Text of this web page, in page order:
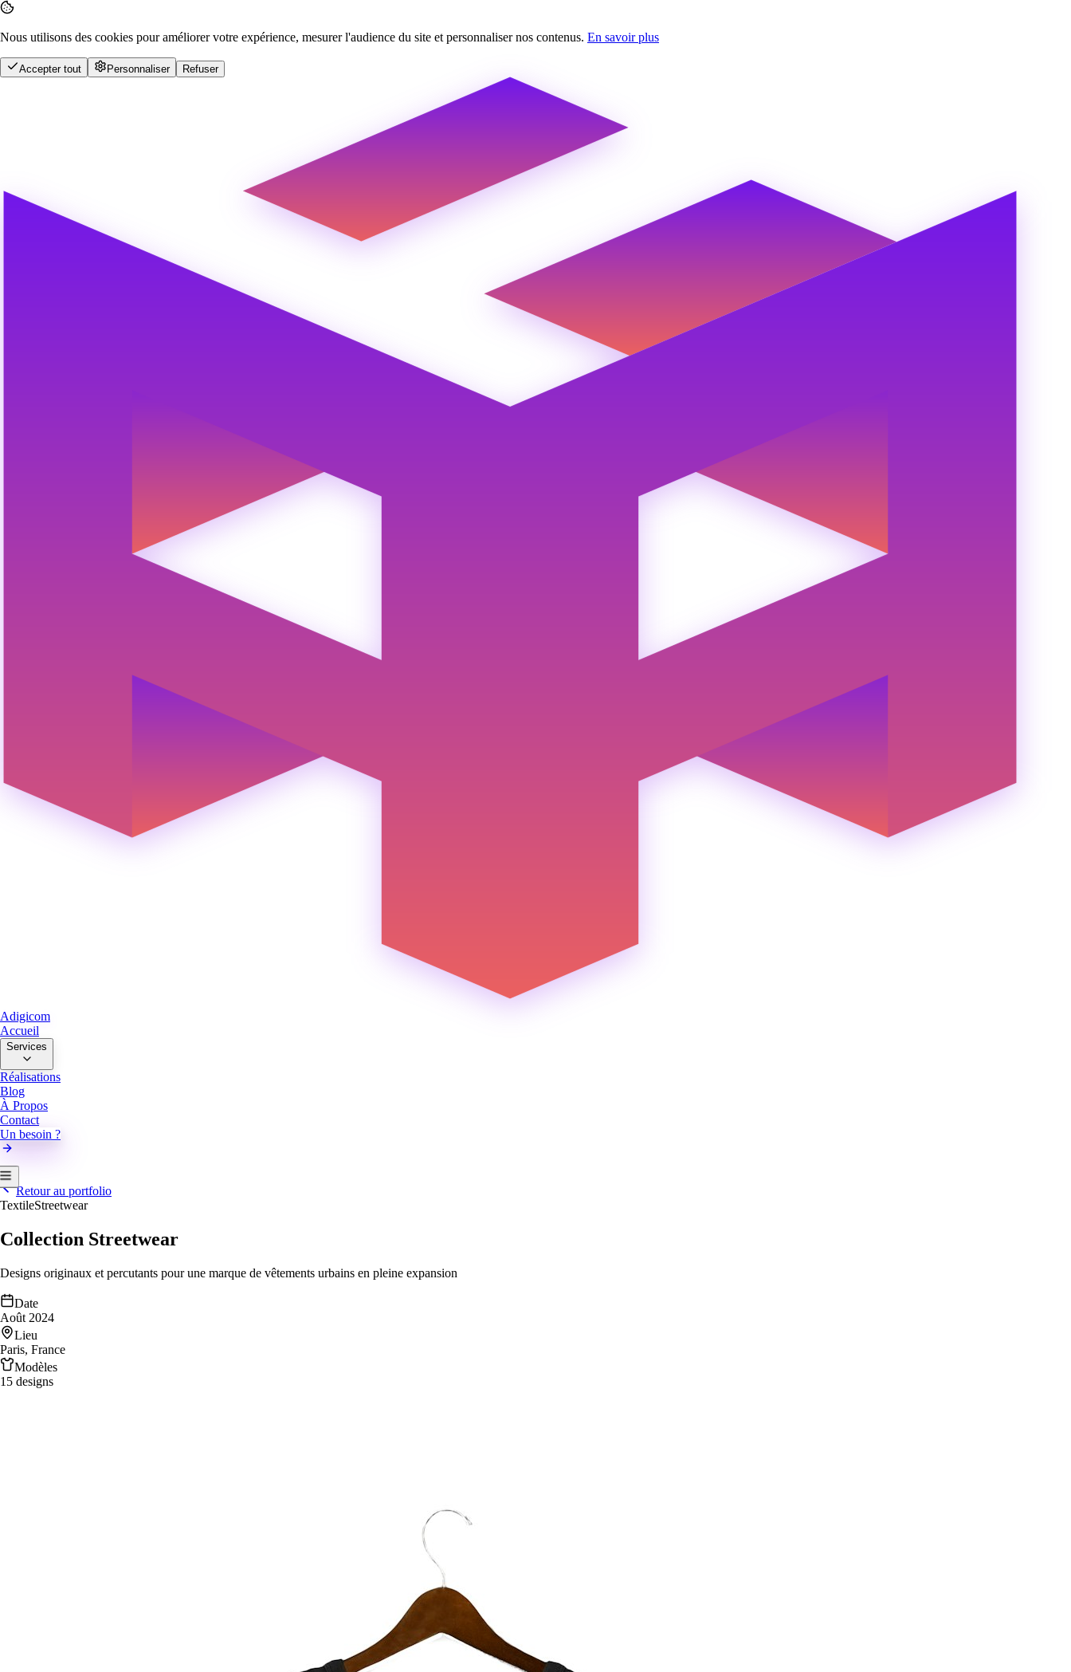
Nous utilisons des cookies pour améliorer votre expérience, mesurer l'audience du site et personnaliser nos contenus. En savoir plus
Accepter tout Personnaliser Refuser
Adigicom
Accueil
Services
Réalisations
Blog
À Propos
Contact
Un besoin ?
Retour au portfolio
TextileStreetwear
Collection Streetwear
Designs originaux et percutants pour une marque de vêtements urbains en pleine expansion
Date
Août 2024
Lieu
Paris, France
Modèles
15 designs